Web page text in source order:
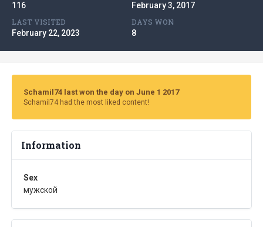
116
February 3, 2017
LAST VISITED
February 22, 2023
DAYS WON
8
Schamil74 last won the day on June 1 2017
Schamil74 had the most liked content!
Information
Sex
мужской